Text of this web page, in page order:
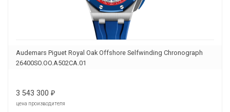
Audemars Piguet Royal Oak Offshore Selfwinding Chronograph
26400SO.OO.A502CA.01
3 543 300 ₽
цена производителя